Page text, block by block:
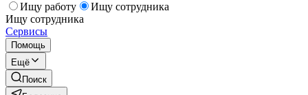
Ищу работу
Ищу сотрудника
Ищу сотрудника
Сервисы
Помощь
Ещё
Поиск